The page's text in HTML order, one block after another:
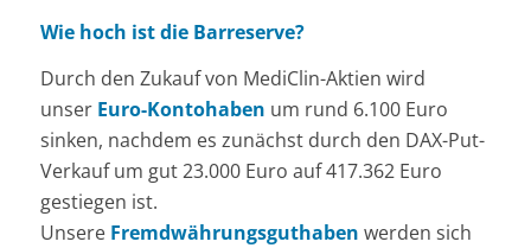
Wie hoch ist die Barreserve?
Durch den Zukauf von MediClin-Aktien wird
unser Euro-Kontohaben um rund 6.100 Euro
sinken, nachdem es zunächst durch den DAX-Put-
Verkauf um gut 23.000 Euro auf 417.362 Euro
gestiegen ist.
Unsere Fremdwährungsguthaben werden sich